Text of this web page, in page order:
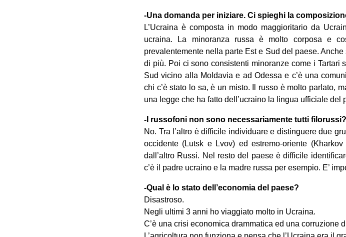
-Una domanda per iniziare. Ci spieghi la
L’Ucraina è composta in modo maggioritario da
ucraina. La minoranza russa è molto corposa e
prevalentemente nella parte Est e Sud del paese.
di più. Poi ci sono consistenti minoranze come i Tartari
Sud vicino alla Moldavia e ad Odessa e c’è una
chi c’è stato lo sa, è un misto. Il russo è molto parlato,
una legge che ha fatto dell’ucraino la lingua ufficiale del
-I russofoni non sono necessariamente tutti filorussi?
No. Tra l’altro è difficile individuare e distinguere due
occidente (Lutsk e Lvov) ed estremo-oriente
dall’altro Russi. Nel resto del paese è difficile
c’è il padre ucraino e la madre russa per esempio. E’
-Qual è lo stato dell’economia del paese?
Disastroso.
Negli ultimi 3 anni ho viaggiato molto in Ucraina.
C’è una crisi economica drammatica ed una corruzione